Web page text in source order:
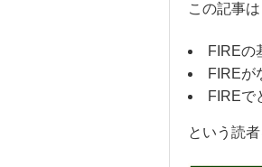
この記事は
FIREの
FIREが
FIREで
という読